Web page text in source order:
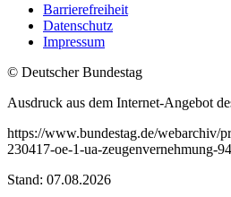
Barrierefreiheit
Datenschutz
Impressum
© Deutscher Bundestag
Ausdruck aus dem Internet-Angebot
https://www.bundestag.de/webarchiv/
230417-oe-1-ua-zeugenvernehmung-
Stand: 07.08.2026